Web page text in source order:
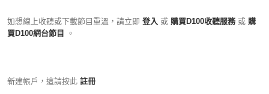
如想線上收聽或下載節目重溫，請立即 登入 或 購買D100收聽服務 或 購
買D100網台節目
。
新建帳戶，這請按此 註冊